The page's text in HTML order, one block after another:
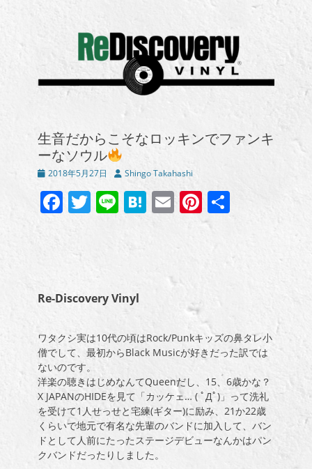
生音だからこそなロッキンでファンキ
ーなソウル
投
日
2018年5月27日
投
者
Shingo Takahashi
Facebook
Twitter
LineHatena
EmailPinterest
Re-Discovery Vinyl
ワタクシ実は10代の頃はRock/Punkキッズの鼻タレ小
僧でして、最初からBlack Musicが好きだった訳では
ないのです。
洋楽の聴きはじめなんてQueenだし、15、6歳かな？
X JAPANのHIDEを見て「カッケェ… ( ﾟДﾟ)」って洗礼
を受けて1人せっせと宅練(ギター)に励み、21か22歳
くらいで地元で有名な先輩のバンドに加入して、バン
ドとして人前にたったステージデビューなんかはパン
クバンドだったりしました。